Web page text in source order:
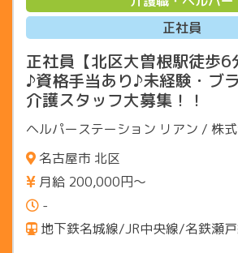
正社員
正社員【北区大曽根駅徒歩6
♪資格手当あり♪未経験・ブ
介護スタッフ大募集！！
ヘルパーステーション リアン / 株
名古屋市 北区
月給 200,000円〜
-
地下鉄名城線/JR中央線/名鉄瀬